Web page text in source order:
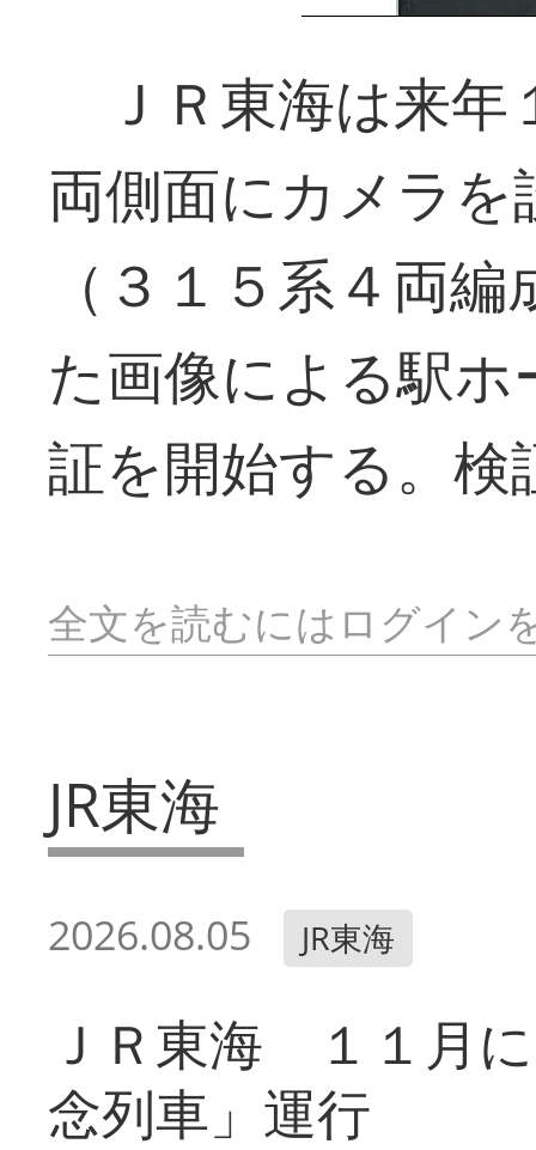
ＪＲ東海は来年
両側面にカメラ
（３１５系４両
た画像による駅
証を開始する。
全文を読むにはログイン
JR東海
2026.08.05 JR東海
ＪＲ東海 １１月
念列車」運行